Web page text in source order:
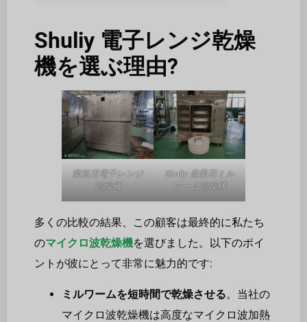
Shuliy 電子レンジ乾燥
機を選ぶ理由?
業務用電子レンジ
乾燥機
Shuliy 産業用ミル
ワーム乾燥機
多くの比較の結果、この顧客は最終的に私たち
のマイクロ波乾燥機を選びました。以下のポイ
ントが彼にとって非常に魅力的です:
ミルワームを短時間で乾燥させる。当社の
マイクロ波乾燥機は高度なマイクロ波加熱